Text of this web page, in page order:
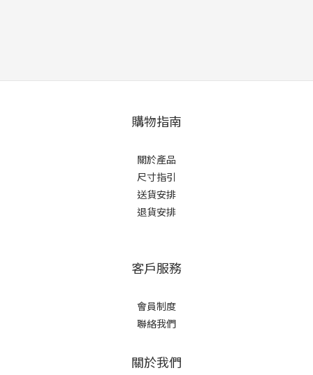
購物指南
關於產品
尺寸指引
送貨安排
退貨安排
客戶服務
會員制度
聯絡我們
關於我們